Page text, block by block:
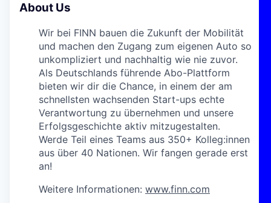
About Us
Wir bei FINN bauen die Zukunft der Mobilität
und machen den Zugang zum eigenen Auto so
unkompliziert und nachhaltig wie nie zuvor.
Als Deutschlands führende Abo-Plattform
bieten wir dir die Chance, in einem der am
schnellsten wachsenden Start-ups echte
Verantwortung zu übernehmen und unsere
Erfolgsgeschichte aktiv mitzugestalten.
Werde Teil eines Teams aus 350+ Kolleg:innen
aus über 40 Nationen. Wir fangen gerade erst
an!
Weitere Informationen: www.finn.com